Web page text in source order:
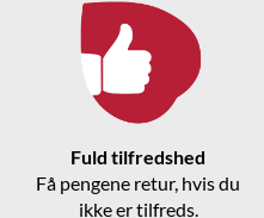
Fuld tilfredshed
Få pengene retur, hvis du
ikke er tilfreds.